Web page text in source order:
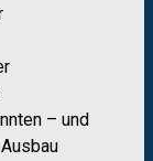
– und